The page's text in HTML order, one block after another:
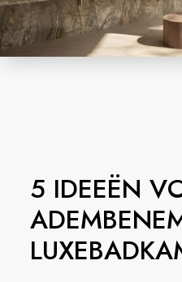
5 IDEEËN